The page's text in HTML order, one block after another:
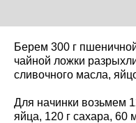
Берем 300 г
чайной ложки
сливочного масла,
Для начинки возьмем
яйца, 120 г сахара, 60